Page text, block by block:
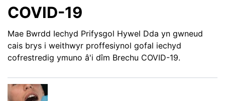
COVID-19
Mae Bwrdd Iechyd Prifysgol Hywel Dda yn gwneud
cais brys i weithwyr proffesiynol gofal iechyd
cofrestredig ymuno â'i dîm Brechu COVID-19.